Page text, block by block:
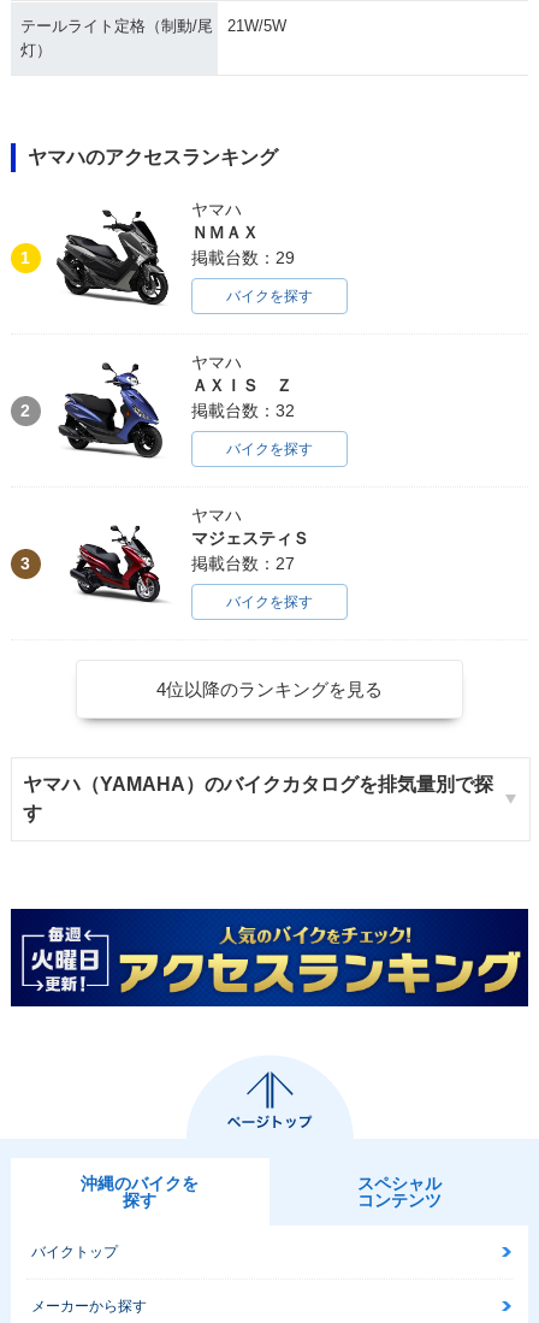
テールライト定格（制動/尾
灯）
21W/5W
ヤマハのアクセスランキング
1
ヤマハ
ＮＭＡＸ
掲載台数：29
バイクを探す
2
ヤマハ
ＡＸＩＳ Ｚ
掲載台数：32
バイクを探す
3
ヤマハ
マジェスティＳ
掲載台数：27
バイクを探す
4位以降のランキングを見る
ヤマハ（YAMAHA）のバイクカタログを排気量別で探
す
沖縄のバイクを
探す
スペシャル
コンテンツ
バイクトップ
メーカーから探す